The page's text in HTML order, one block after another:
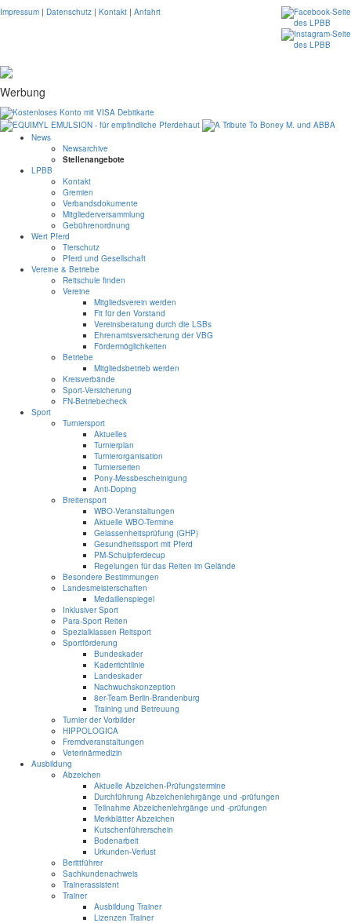
Impressum | Datenschutz | Kontakt | Anfahrt
Werbung
News
Newsarchive
Stellenangebote
LPBB
Kontakt
Gremien
Verbandsdokumente
Mitgliederversammlung
Gebührenordnung
Wert Pferd
Tierschutz
Pferd und Gesellschaft
Vereine & Betriebe
Reitschule finden
Vereine
Mitgliedsverein werden
Fit für den Vorstand
Vereinsberatung durch die LSBs
Ehrenamtsversicherung der VBG
Fördermöglichkeiten
Betriebe
Mitgliedsbetrieb werden
Kreisverbände
Sport-Versicherung
FN-Betriebecheck
Sport
Turniersport
Aktuelles
Turnierplan
Turnierorganisation
Turnierserien
Pony-Messbescheinigung
Anti-Doping
Breitensport
WBO-Veranstaltungen
Aktuelle WBO-Termine
Gelassenheitsprüfung (GHP)
Gesundheitssport mit Pferd
PM-Schulpferdecup
Regelungen für das Reiten im Gelände
Besondere Bestimmungen
Landesmeisterschaften
Medaillenspiegel
Inklusiver Sport
Para-Sport Reiten
Spezialklassen Reitsport
Sportförderung
Bundeskader
Kaderrichtlinie
Landeskader
Nachwuchskonzeption
8er-Team Berlin-Brandenburg
Training und Betreuung
Turnier der Vorbilder
HIPPOLOGICA
Fremdveranstaltungen
Veterinärmedizin
Ausbildung
Abzeichen
Aktuelle Abzeichen-Prüfungstermine
Durchführung Abzeichenlehrgänge und -prüfungen
Teilnahme Abzeichenlehrgänge und -prüfungen
Merkblätter Abzeichen
Kutschenführerschein
Bodenarbeit
Urkunden-Verlust
Berittführer
Sachkundenachweis
Trainerassistent
Trainer
Ausbildung Trainer
Lizenzen Trainer